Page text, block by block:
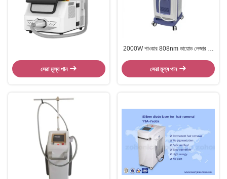
সেরা মূল্য পান
2000W পাওয়ার 808nm ডায়োড লেজার চুল
সেরা মূল্য পান